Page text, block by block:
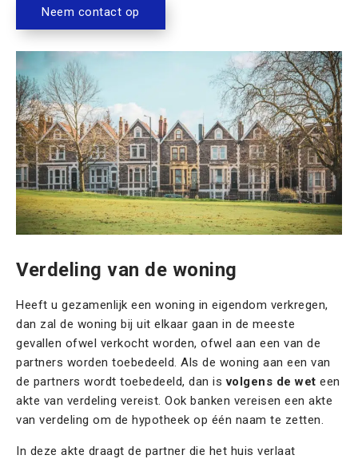
Neem contact op
Verdeling van de woning
Heeft u gezamenlijk een woning in eigendom verkregen,
dan zal de woning bij uit elkaar gaan in de meeste
gevallen ofwel verkocht worden, ofwel aan een van de
partners worden toebedeeld. Als de woning aan een van
de partners wordt toebedeeld, dan isvolgens de wet een
akte van verdeling vereist. Ook banken vereisen een akte
van verdeling om de hypotheek op één naam te zetten.
In deze akte draagt de partner die het huis verlaat